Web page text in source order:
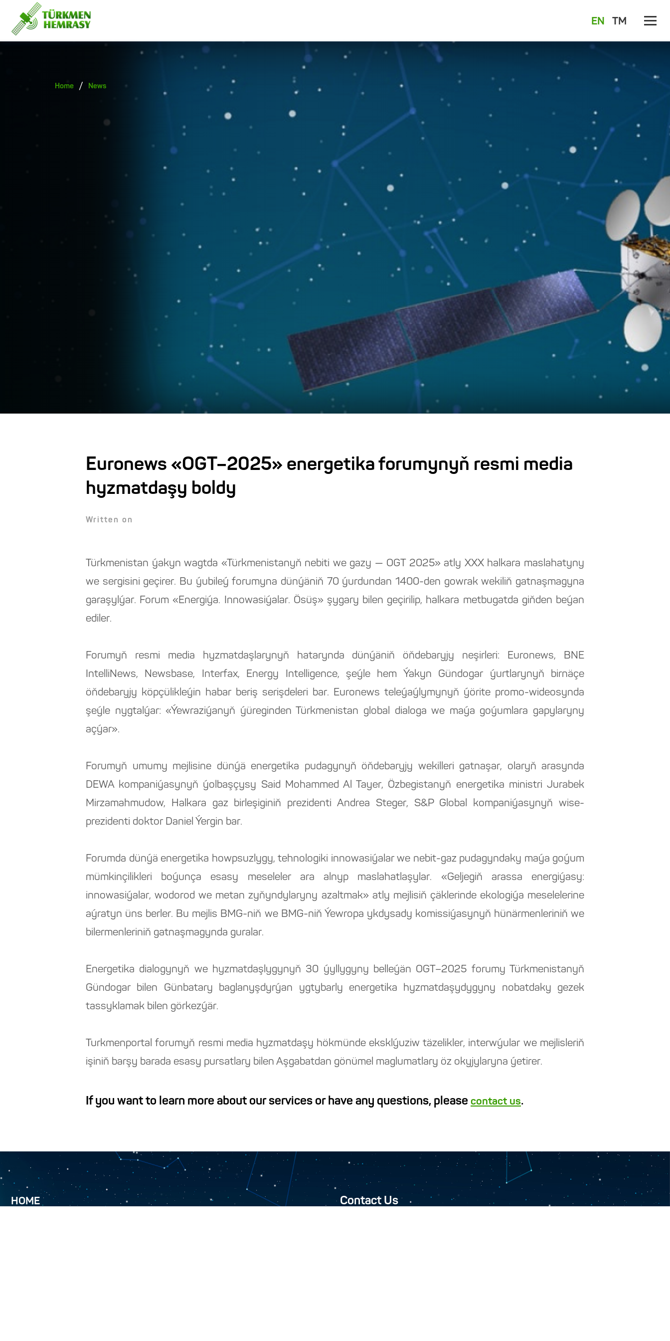
EN TM
Home / News
Euronews «OGT–2025» energetika forumynyň resmi media
hyzmatdaşy boldy
Written on
Türkmenistan ýakyn wagtda «Türkmenistanyň nebiti we gazy — OGT 2025» atly XXX halkara maslahatyny
we sergisini geçirer. Bu ýubileý forumyna dünýäniň 70 ýurdundan 1400-den gowrak wekiliň gatnaşmagyna
garaşylýar. Forum «Energiýa. Innowasiýalar. Ösüş» şygary bilen geçirilip, halkara metbugatda giňden beýan
ediler.
Forumyň resmi media hyzmatdaşlarynyň hatarynda dünýäniň öňdebaryjy neşirleri: Euronews, BNE
IntelliNews, Newsbase, Interfax, Energy Intelligence, şeýle hem Ýakyn Gündogar ýurtlarynyň birnäçe
öňdebaryjy köpçülikleýin habar beriş serişdeleri bar. Euronews teleýaýlymynyň ýörite promo-wideosynda
şeýle nygtalýar: «Ýewraziýanyň ýüreginden Türkmenistan global dialoga we maýa goýumlara gapylaryny
açýar».
Forumyň umumy mejlisine dünýä energetika pudagynyň öňdebaryjy wekilleri gatnaşar, olaryň arasynda
DEWA kompaniýasynyň ýolbaşçysy Said Mohammed Al Tayer, Özbegistanyň energetika ministri Jurabek
Mirzamahmudow, Halkara gaz birleşiginiň prezidenti Andrea Steger, S&P Global kompaniýasynyň wise-
prezidenti doktor Daniel Ýergin bar.
Forumda dünýä energetika howpsuzlygy, tehnologiki innowasiýalar we nebit-gaz pudagyndaky maýa goýum
mümkinçilikleri boýunça esasy meseleler ara alnyp maslahatlaşylar. «Geljegiň arassa energiýasy:
innowasiýalar, wodorod we metan zyňyndylaryny azaltmak» atly mejlisiň çäklerinde ekologiýa meselelerine
aýratyn üns berler. Bu mejlis BMG-niň we BMG-niň Ýewropa ykdysady komissiýasynyň hünärmenleriniň we
bilermenleriniň gatnaşmagynda guralar.
Energetika dialogynyň we hyzmatdaşlygynyň 30 ýyllygyny belleýän OGT–2025 forumy Türkmenistanyň
Gündogar bilen Günbatary baglanyşdyrýan ygtybarly energetika hyzmatdaşydygyny nobatdaky gezek
tassyklamak bilen görkezýär.
Turkmenportal forumyň resmi media hyzmatdaşy hökmünde eksklýuziw täzelikler, interwýular we mejlisleriň
işiniň barşy barada esasy pursatlary bilen Aşgabatdan gönümel maglumatlary öz okyjylaryna ýetirer.
If you want to learn more about our services or have any questions, please contact us.
HOME Contact Us